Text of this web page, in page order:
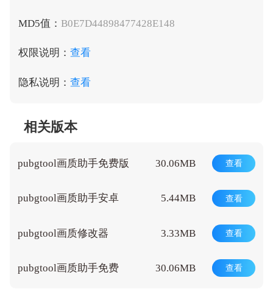
MD5值： B0E7D44898477428E148
权限说明： 查看
隐私说明： 查看
相关版本
pubgtool画质助手免费版 30.06MB 查看
pubgtool画质助手安卓 5.44MB 查看
pubgtool画质修改器 3.33MB 查看
pubgtool画质助手免费 30.06MB 查看